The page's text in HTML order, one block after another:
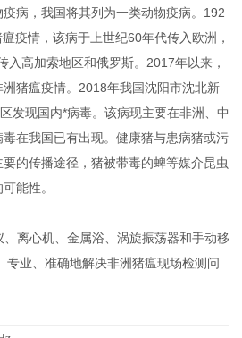
病，我国将其列为一类动物疫病。192
疫情，该病于上世纪60年代传入欧洲，
入高加索地区和俄罗斯。2017年以来，
猪瘟疫情。2018年我国沈阳市沈北新
发现国内*病毒。该病现主要在非洲、中
在我国已有出现。健康猪与患病猪或污
的传播途径，猪被带毒的蜱等媒介昆虫
能性。
离心机、金属浴、涡旋振荡器和手动移
专业、准确地解决非洲猪瘟现场检测问